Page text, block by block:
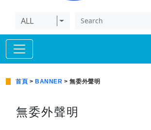
ALL
首頁 > BANNER > 無委外聲明
無委外聲明